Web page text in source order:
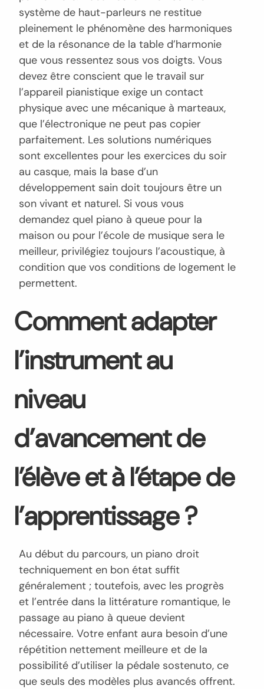
système de haut-parleurs ne restitue
pleinement le phénomène des harmoniques
et de la résonance de la table d’harmonie
que vous ressentez sous vos doigts. Vous
devez être conscient que le travail sur
l’appareil pianistique exige un contact
physique avec une mécanique à marteaux,
que l’électronique ne peut pas copier
parfaitement. Les solutions numériques
sont excellentes pour les exercices du soir
au casque, mais la base d’un
développement sain doit toujours être un
son vivant et naturel. Si vous vous
demandez quel piano à queue pour la
maison ou pour l’école de musique sera le
meilleur, privilégiez toujours l’acoustique, à
condition que vos conditions de logement le
permettent.
Comment adapter
l’instrument au
niveau
d’avancement de
l’élève et à l’étape de
l’apprentissage ?
Au début du parcours, un piano droit
techniquement en bon état suffit
généralement ; toutefois, avec les progrès
et l’entrée dans la littérature romantique, le
passage au piano à queue devient
nécessaire. Votre enfant aura besoin d’une
répétition nettement meilleure et de la
possibilité d’utiliser la pédale sostenuto, ce
que seuls des modèles plus avancés offrent.